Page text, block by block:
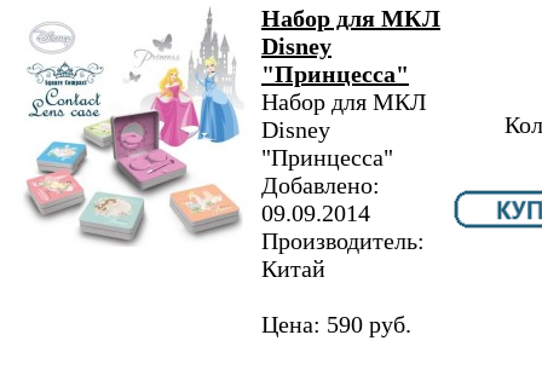
Набор для МКЛ
Disney
"Принцесса"
Набор для МКЛ
Disney
"Принцесса"
Добавлено:
09.09.2014
Производитель:
Китай
Цена: 590 руб.